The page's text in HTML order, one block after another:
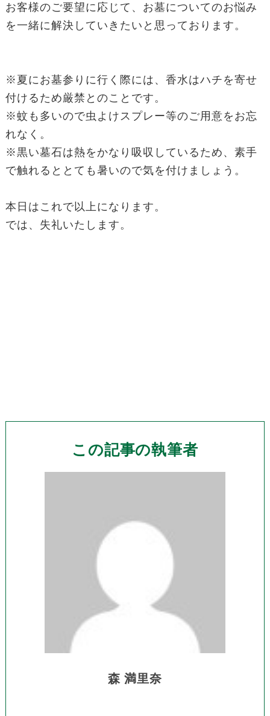
お客様のご要望に応じて、お墓についてのお悩み
を一緒に解決していきたいと思っております。
※夏にお墓参りに行く際には、香水はハチを寄せ
付けるため厳禁とのことです。
※蚊も多いので虫よけスプレー等のご用意をお忘
れなく。
※黒い墓石は熱をかなり吸収しているため、素手
で触れるととても暑いので気を付けましょう。
本日はこれで以上になります。
では、失礼いたします。
この記事の執筆者
森 満里奈